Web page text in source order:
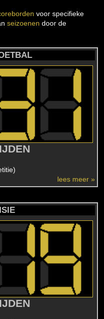
voor specifieke
seizoenen door de
lees meer »